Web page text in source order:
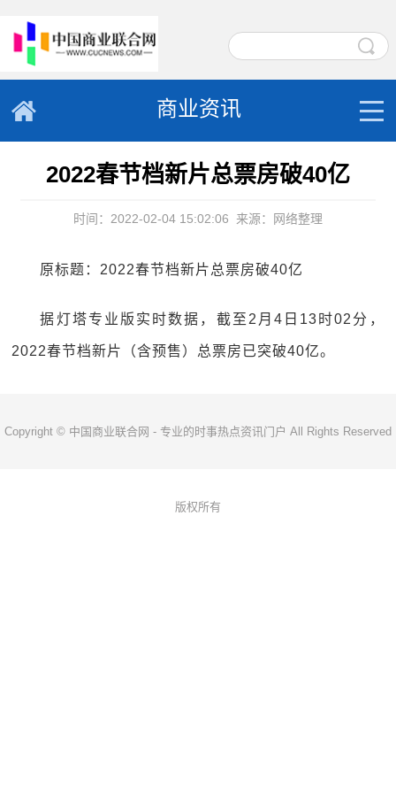
商业资讯
2022春节档新片总票房破40亿
时间：2022-02-04 15:02:06 来源：网络整理
原标题：2022春节档新片总票房破40亿
据灯塔专业版实时数据，截至2月4日13时02分，
2022春节档新片（含预售）总票房已突破40亿。
Copyright © 中国商业联合网 - 专业的时事热点资讯门户 All Rights Reserved
版权所有